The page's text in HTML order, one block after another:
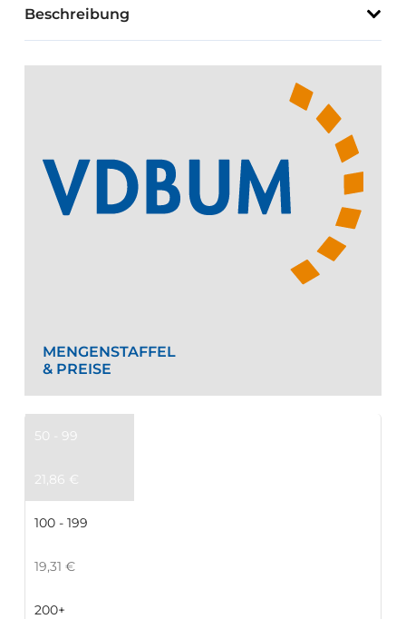
Beschreibung
MENGENSTAFFEL
& PREISE
50 - 99
21,86 €
100 - 199
19,31 €
200+